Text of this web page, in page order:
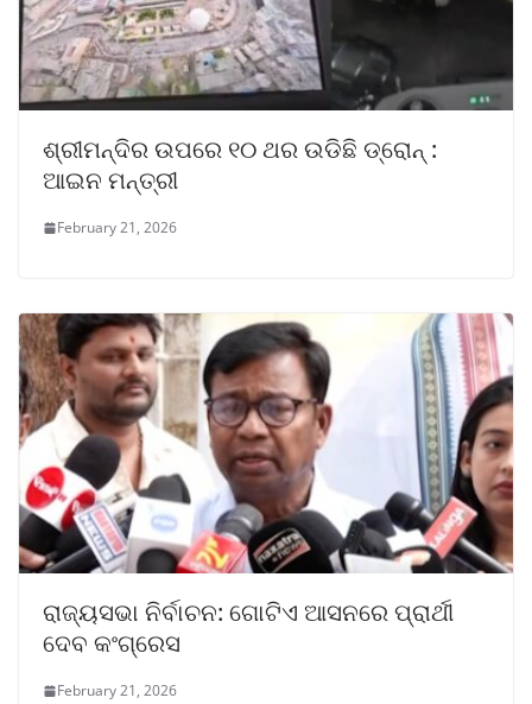
ଶ୍ରୀମନ୍ଦିର ଉପରେ ୧୦ ଥର ଉଡିଛି ଡ୍ରୋନ୍ :
ଆଇନ ମନ୍ତ୍ରୀ
February 21, 2026
ରାଜ୍ୟସଭା ନିର୍ବାଚନ: ଗୋଟିଏ ଆସନରେ ପ୍ରାର୍ଥୀ
ଦେବ କଂଗ୍ରେସ
February 21, 2026